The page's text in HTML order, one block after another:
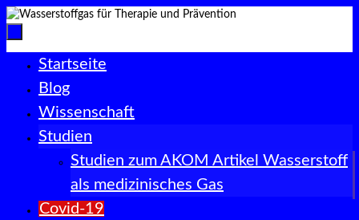
Zum
springen
Startseite
Blog
Wissenschaft
Studien
Studien zum AKOM Artikel Wasserstoff
als medizinisches Gas
Covid-19